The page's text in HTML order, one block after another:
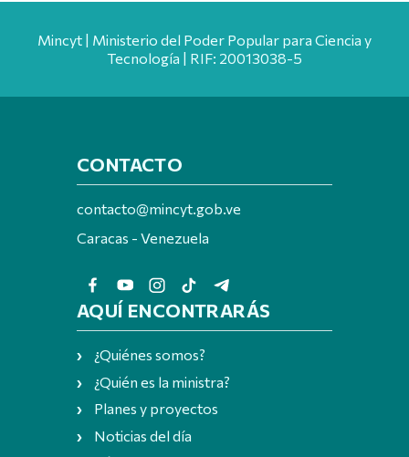
Mincyt | Ministerio del Poder Popular para Ciencia y
Tecnología | RIF: 20013038-5
CONTACTO
contacto@mincyt.gob.ve
Caracas - Venezuela
AQUÍ ENCONTRARÁS
¿Quiénes somos?
¿Quién es la ministra?
Planes y proyectos
Noticias del día